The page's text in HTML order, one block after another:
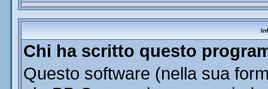
Chi ha scritto questo
Questo software (nella sua